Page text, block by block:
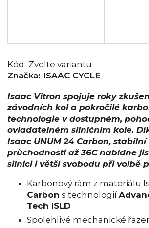
Kód: Zvolte variantu
Značka: ISAAC CYCLE
Isaac Vitron spojuje roky
závodních kol a pokročilé
technologie v dostupném,
ovladatelném silničním kole.
Isaac UNUM 24 Carbon,
průchodnosti až 36C nabídne
silnici i větší svobodu při volbě
Karbonový rám z materiálu
Carbon s technologií
Tech ISLD
Spolehlivé mechanické